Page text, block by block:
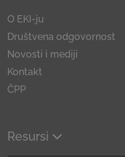
O EKI-ju
Društvena odgovornost
Novosti i mediji
Kontakt
ČPP
Resursi